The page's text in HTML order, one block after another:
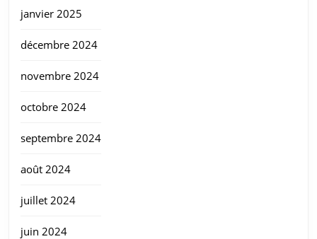
janvier 2025
décembre 2024
novembre 2024
octobre 2024
septembre 2024
août 2024
juillet 2024
juin 2024